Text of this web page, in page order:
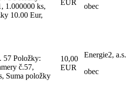
1.000000 ks,
10.00 Eur,
EUR
obec
57 Položky:
č.57,
Suma položky
10,00
EUR
Energie2, a.s.
obec